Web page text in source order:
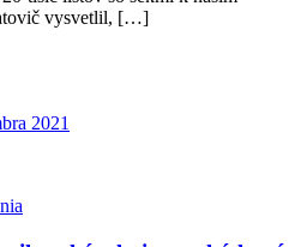
vysvetlil, […]
2021